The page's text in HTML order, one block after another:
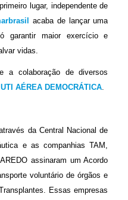
lugar, independente de
acaba de lançar uma
garantir maior exercício e
vidas.
a colaboração de diversos
UTI AÉREA DEMOCRÁTICA.
da Central Nacional de
e as companhias TAM,
assinaram um Acordo
voluntário de órgãos e
Essas empresas